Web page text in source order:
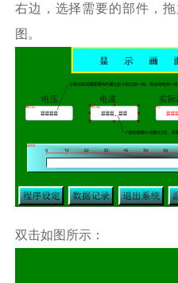
右边，选择需要的部件，
图。
双击如图所示：